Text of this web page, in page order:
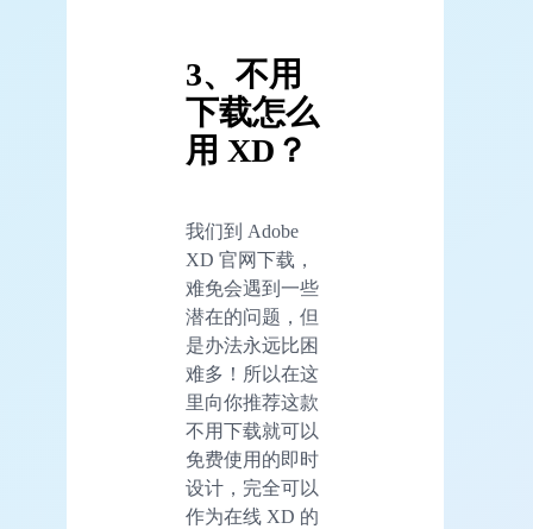
3、不用
下载怎么
用 XD？
我们到 Adobe
XD 官网下载，
难免会遇到一些
潜在的问题，但
是办法永远比困
难多！所以在这
里向你推荐这款
不用下载就可以
免费使用的即时
设计，完全可以
作为在线 XD 的